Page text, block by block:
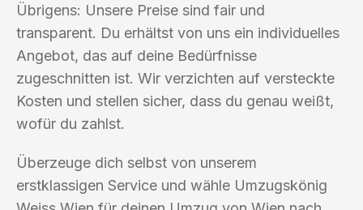
Übrigens: Unsere Preise sind fair und
transparent. Du erhältst von uns ein individuelles
Angebot, das auf deine Bedürfnisse
zugeschnitten ist. Wir verzichten auf versteckte
Kosten und stellen sicher, dass du genau weißt,
wofür du zahlst.
Überzeuge dich selbst von unserem
erstklassigen Service und wähle Umzugskönig